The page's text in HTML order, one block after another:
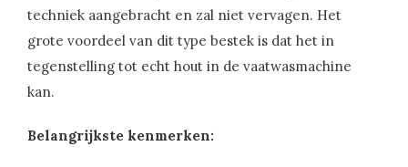
techniek aangebracht en zal niet vervagen. Het
grote voordeel van dit type bestek is dat het in
tegenstelling tot echt hout in de vaatwasmachine
kan.
Belangrijkste kenmerken: